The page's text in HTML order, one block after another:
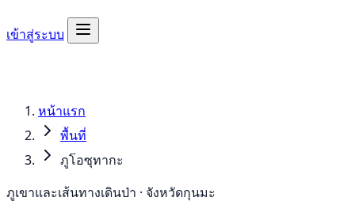
เข้าสู่ระบบ
หน้าแรก
พื้นที่
ภูโอซุทากะ
ภูเขาและเส้นทางเดินป่า · จังหวัดกุนมะ